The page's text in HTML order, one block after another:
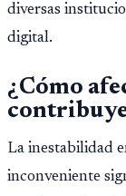
diversas
digital.
¿Cómo
La inestabilidad
inconveniente